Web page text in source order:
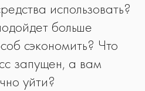
использовать?
больше
сэкономить? Что
запущен, а вам
уйти?